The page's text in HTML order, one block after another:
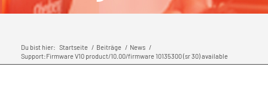
Du bist hier: Startseite / Beiträge / News /
Support:Firmware V10 product/10.00/firmware 10135300 (sr 30) available